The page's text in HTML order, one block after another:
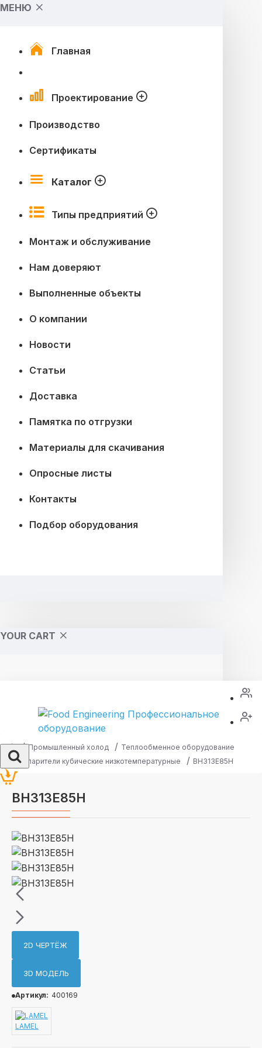
МЕНЮ
Главная
Проектирование
Производство
Сертификаты
Каталог
Типы предприятий
Монтаж и обслуживание
Нам доверяют
Выполненные объекты
О компании
Новости
Статьи
Доставка
Памятка по отгрузки
Материалы для скачивания
Опросные листы
Контакты
Подбор оборудования
YOUR CART
Промышленный холод
Теплообменное оборудование
Испарители кубические низкотемпературные
BH313E85H
BH313E85H
2D ЧЕРТЁЖ
3D МОДЕЛЬ
Артикул: 400169
LAMEL